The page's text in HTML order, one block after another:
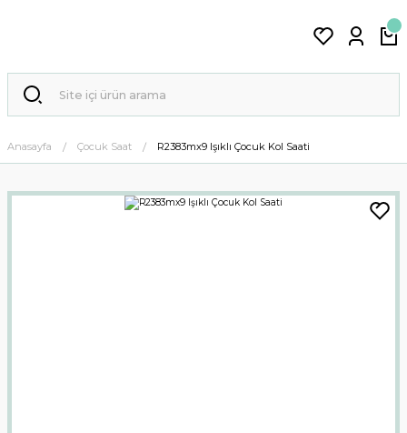
Anasayfa Çocuk Saat R2383mx9 Işıklı Çocuk Kol Saati